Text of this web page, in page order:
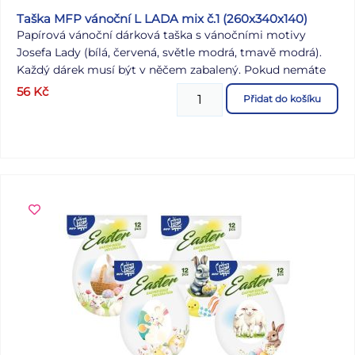
Taška MFP vánoční L LADA mix č.1 (260x340x140)
Papírová vánoční dárková taška s vánočními motivy
Josefa Lady (bílá, červená, světle modrá, tmavě modrá).
Každý dárek musí být v něčem zabalený. Pokud nemáte
čas balit ho do balicího papíru, máme pro Vás na výběr
nejrůznější dárkové tašky.Taška má pevné ucho pro
56 Kč Přidat do košíku